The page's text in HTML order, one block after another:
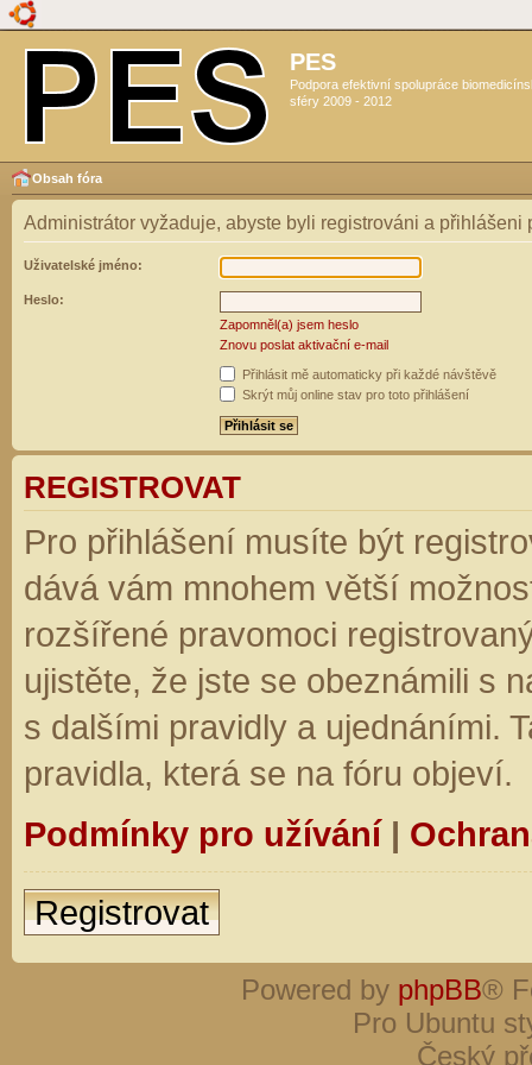
PES
Podpora efektivní spolupráce
sféry 2009 - 2012
Obsah fóra
Administrátor vyžaduje, abyste byli registrováni a přihlášeni
Uživatelské jméno:
Heslo:
Zapomněl(a) jsem heslo
Znovu poslat aktivační e-mail
Přihlásit mě automaticky při každé návštěvě
Skrýt můj online stav pro toto přihlášení
REGISTROVAT
Pro přihlášení musíte být
dává vám mnohem větší
rozšířené pravomoci
ujistěte, že jste se obeznámili s
s dalšími pravidly a ujednáními.
pravidla, která se na fóru objeví.
Podmínky pro užívání|
Registrovat
Powered by phpBB®
Pro Ubuntu
Český